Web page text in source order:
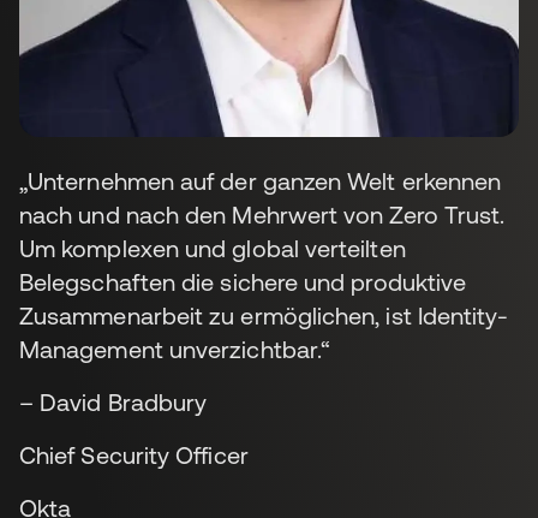
„Unternehmen auf der ganzen Welt erkennen
nach und nach den Mehrwert von Zero Trust.
Um komplexen und global verteilten
Belegschaften die sichere und produktive
Zusammenarbeit zu ermöglichen, ist Identity-
Management unverzichtbar.“
– David Bradbury
Chief Security Officer
Okta